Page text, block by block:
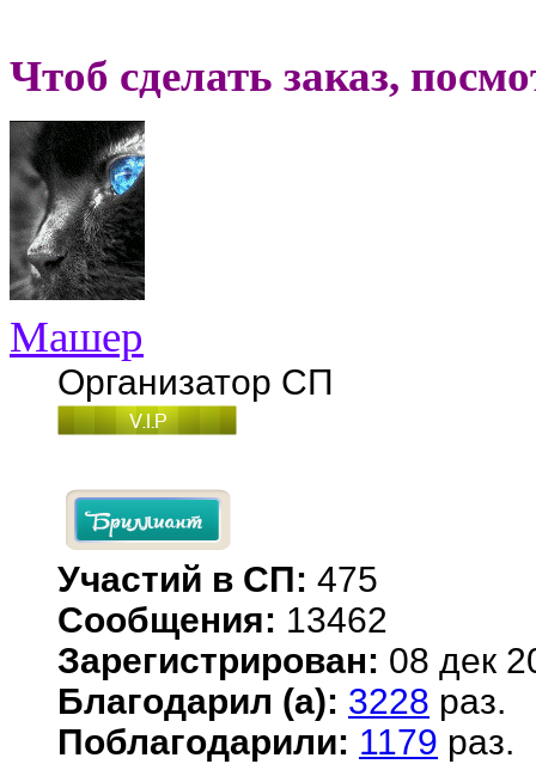
Чтоб сделать заказ,
Машер
Организатор СП
Участий в СП: 475
Сообщения: 13462
Зарегистрирован: 08 дек
Благодарил (а): 3228 раз.
Поблагодарили: 1179 раз.